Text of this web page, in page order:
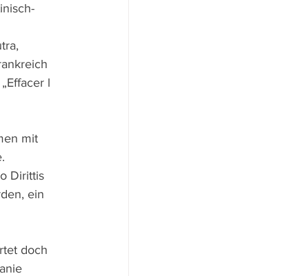
l
mit
Dirittis
ein
doch